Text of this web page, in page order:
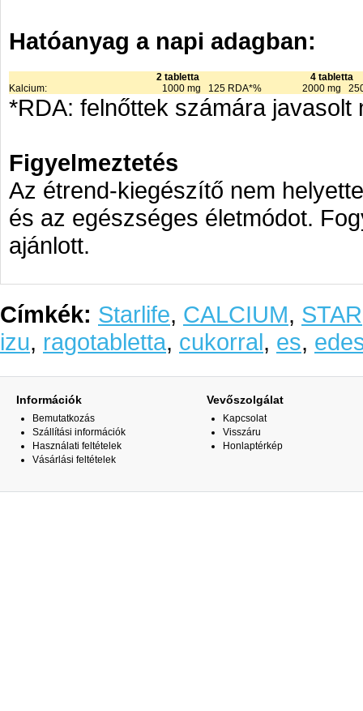
Hatóanyag a napi adagban:
2 tabletta
4 tabletta
Kalcium:
1000 mg 125 RDA*% 2000 mg
*RDA: felnőttek számára javasolt
Figyelmeztetés
Az étrend-kiegészítő nem
és az egészséges életmódot.
ajánlott.
Címkék: Starlife, CALCIUM, STAR
izu, ragotabletta, cukorral, es,
Információk
Bemutatkozás
Szállítási információk
Használati feltételek
Vásárlási feltételek
Vevőszolgálat
Kapcsolat
Visszáru
Honlaptérkép